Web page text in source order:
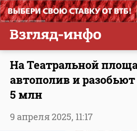
На Театральной
автополив и
5 млн
9 апреля 2025, 11:17